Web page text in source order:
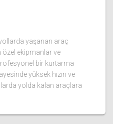
yaşanan araç
özel ekipmanlar ve
bir kurtarma
yüksek hızın ve
yolda kalan araçlara